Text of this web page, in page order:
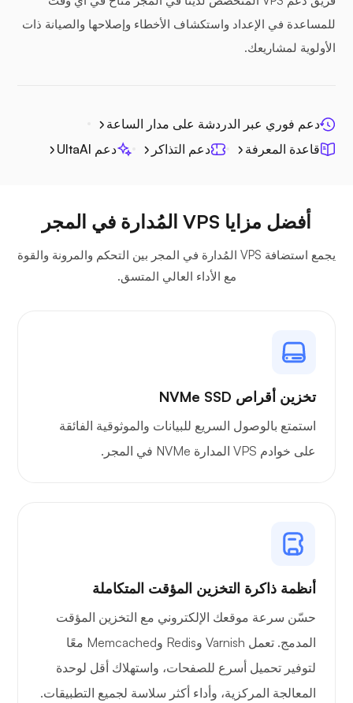
البث الخاص
الأشعة السينية
للمساعدة في الإعداد واستكشاف الأخطاء وإصلاحها والصيانة ذات
الأولوية لمشاريعك.
دعم فوري عبر الدردشة على مدار الساعة
قاعدة المعرفة
دعم التذاكر دعم UltaAI
أفضل مزايا VPS المُدارة في المجر
يجمع استضافة VPS المُدارة في المجر بين التحكم والمرونة والقوة
مع الأداء العالي المتسق.
تخزين أقراص NVMe SSD
استمتع بالوصول السريع للبيانات والموثوقية الفائقة
على خوادم VPS المدارة NVMe في المجر.
أنظمة ذاكرة التخزين المؤقت المتكاملة
حسّن سرعة موقعك الإلكتروني مع التخزين المؤقت
المدمج. تعمل Varnish وRedis وMemcached معًا
لتوفير تحميل أسرع للصفحات، واستهلاك أقل لوحدة
المعالجة المركزية، وأداء أكثر سلاسة لجميع التطبيقات.